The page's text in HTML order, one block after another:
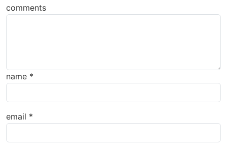
comments
name *
email *